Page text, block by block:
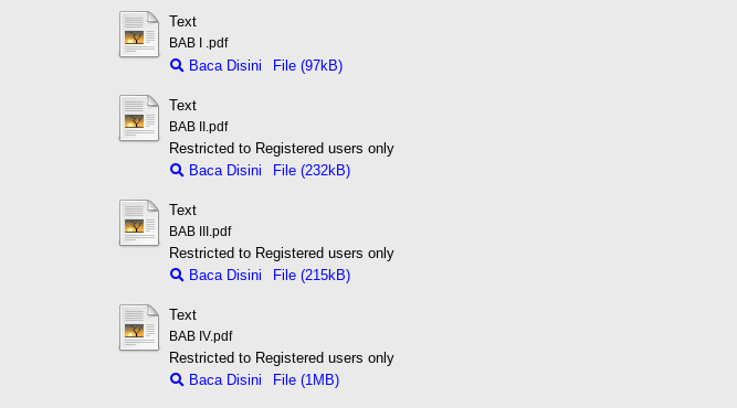
Text
BAB I .pdf
Baca Disini File (97kB)
Text
BAB II.pdf
Restricted to Registered users only
Baca Disini
File (232kB)
Text
BAB III.pdf
Restricted to Registered users only
Baca Disini
File (215kB)
Text
BAB IV.pdf
Restricted to Registered users only
Baca Disini
File (1MB)